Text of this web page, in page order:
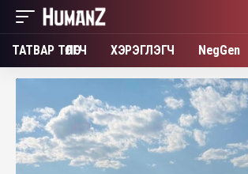
ТАТВАР ТӨЛӨГЧ ХЭРЭГЛЭГЧ NegGen